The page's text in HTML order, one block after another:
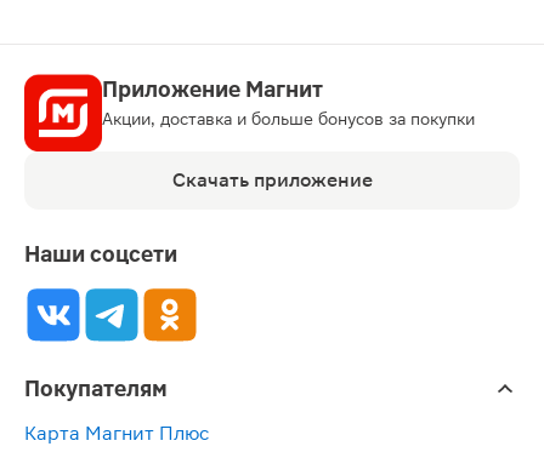
Приложение Магнит
Акции, доставка и больше бонусов за покупки
Скачать приложение
Наши соцсети
Покупателям
Карта Магнит Плюс